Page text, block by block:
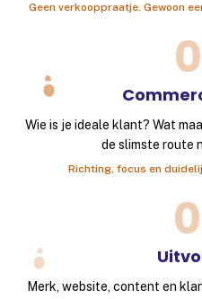
Geen verkooppraatje. Gewoon
Wie is je ideale klant? Wat
de slimste route
Richting, focus en
Merk, website, content en